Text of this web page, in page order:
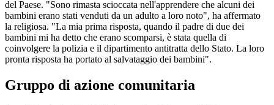
del Paese. "Sono rimasta scioccata nell'apprendere che alcuni dei
bambini erano stati venduti da un adulto a loro noto", ha affermato
la religiosa. "La mia prima risposta, quando il padre di due dei
bambini mi ha detto che erano scomparsi, è stata quella di
coinvolgere la polizia e il dipartimento antitratta dello Stato. La loro
pronta risposta ha portato al salvataggio dei bambini".
Gruppo di azione comunitaria